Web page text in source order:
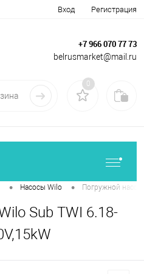
Вход Регистрация
+7 966 070 77 73
belrusmarket@mail.ru
0
• Насосы Wilo • Погружной насос
Sub TWI 6.18-